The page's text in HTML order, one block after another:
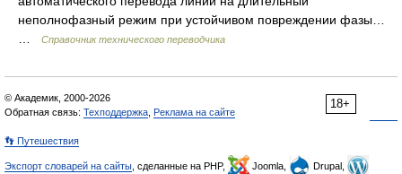
неполнофазный режим при устойчивом повреждении фазы…
Справочник технического переводчика
18+
© Академик, 2000-2026
Обратная связь: Техподдержка Реклама на сайте
👣 Путешествия
Экспорт словарей на сайты , сделанные на PHP, Joomla,
Drupal,